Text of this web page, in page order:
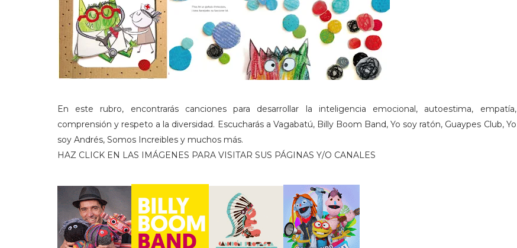
En este rubro, encontrarás canciones para desarrollar la inteligencia emocional, autoestima, empatía,
comprensión y respeto a la diversidad. Escucharás a Vagabatú, Billy Boom Band, Yo soy ratón, Guaypes Club, Yo
soy Andrés, Somos Increibles y muchos más.
HAZ CLICK EN LAS IMÁGENES PARA VISITAR SUS PÁGINAS Y/O CANALES